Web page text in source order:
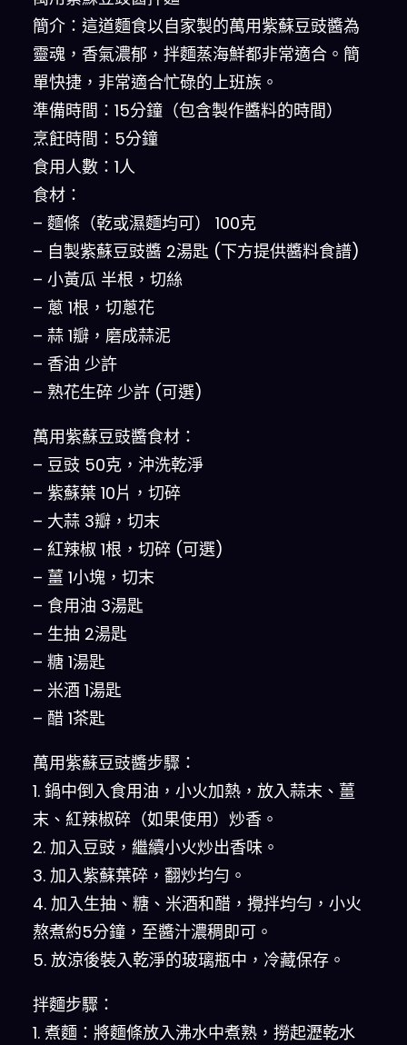
簡介：這道麵食以自家製的萬用紫蘇豆豉醬為
靈魂，香氣濃郁，拌麵蒸海鮮都非常適合。簡
單快捷，非常適合忙碌的上班族。
準備時間：15分鐘（包含製作醬料的時間）
烹飪時間：5分鐘
食用人數：1人
食材：
– 麵條（乾或濕麵均可） 100克
– 自製紫蘇豆豉醬 2湯匙 (下方提供醬料食譜)
– 小黃瓜 半根，切絲
– 蔥 1根，切蔥花
– 蒜 1瓣，磨成蒜泥
– 香油 少許
– 熟花生碎 少許 (可選)
萬用紫蘇豆豉醬食材：
– 豆豉 50克，沖洗乾淨
– 紫蘇葉 10片，切碎
– 大蒜 3瓣，切末
– 紅辣椒 1根，切碎 (可選)
– 薑 1小塊，切末
– 食用油 3湯匙
– 生抽 2湯匙
– 糖 1湯匙
– 米酒 1湯匙
– 醋 1茶匙
萬用紫蘇豆豉醬步驟：
1. 鍋中倒入食用油，小火加熱，放入蒜末、薑
末、紅辣椒碎（如果使用）炒香。
2. 加入豆豉，繼續小火炒出香味。
3. 加入紫蘇葉碎，翻炒均勻。
4. 加入生抽、糖、米酒和醋，攪拌均勻，小火
熬煮約5分鐘，至醬汁濃稠即可。
5. 放涼後裝入乾淨的玻璃瓶中，冷藏保存。
拌麵步驟：
1. 煮麵：將麵條放入沸水中煮熟，撈起瀝乾水